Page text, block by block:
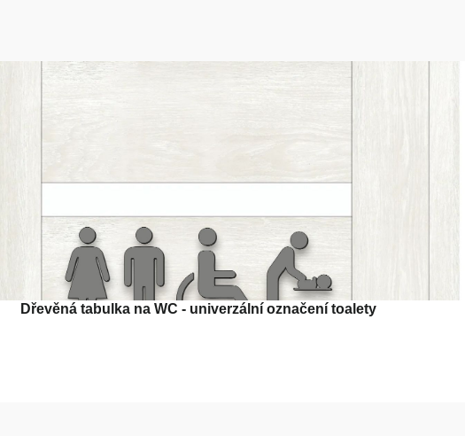
Dřevěná tabulka na WC - univerzální označení toalety